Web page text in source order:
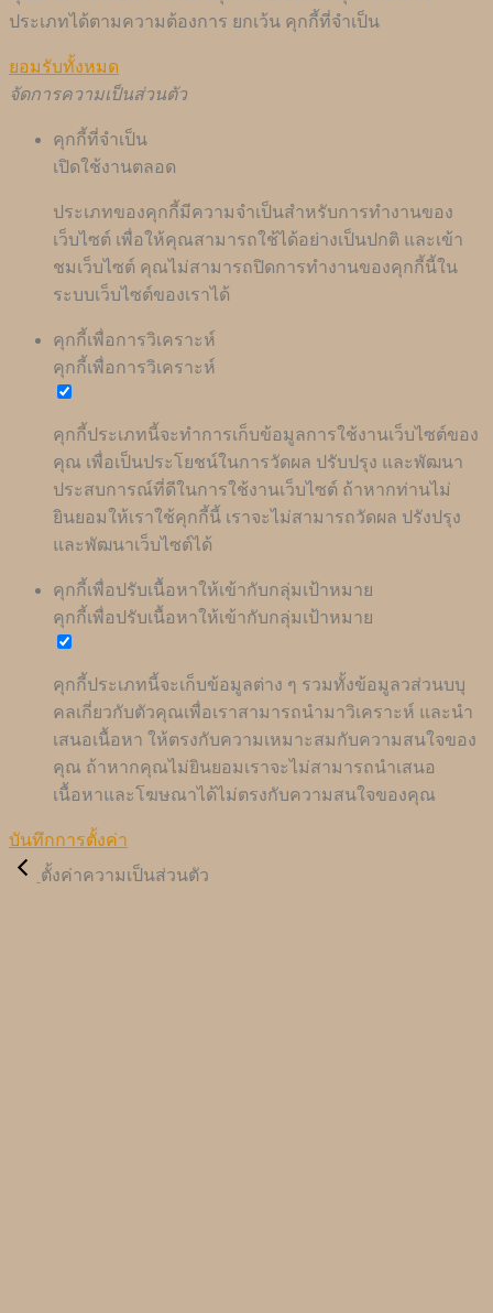
ประเภทได้ตามความต้องการ ยกเว้น คุกกี้ที่จำเป็น
ยอมรับทั้งหมด
จัดการความเป็นส่วนตัว
คุกกี้ที่จำเป็น
เปิดใช้งานตลอด
ประเภทของคุกกี้มีความจำเป็นสำหรับการทำงานของ
เว็บไซต์ เพื่อให้คุณสามารถใช้ได้อย่างเป็นปกติ และเข้า
ชมเว็บไซต์ คุณไม่สามารถปิดการทำงานของคุกกี้นี้ใน
ระบบเว็บไซต์ของเราได้
คุกกี้เพื่อการวิเคราะห์
คุกกี้เพื่อการวิเคราะห์
คุกกี้ประเภทนี้จะทำการเก็บข้อมูลการใช้งานเว็บไซต์ของ
คุณ เพื่อเป็นประโยชน์ในการวัดผล ปรับปรุง และพัฒนา
ประสบการณ์ที่ดีในการใช้งานเว็บไซต์ ถ้าหากท่านไม่
ยินยอมให้เราใช้คุกกี้นี้ เราจะไม่สามารถวัดผล ปรังปรุง
และพัฒนาเว็บไซต์ได้
คุกกี้เพื่อปรับเนื้อหาให้เข้ากับกลุ่มเป้าหมาย
คุกกี้เพื่อปรับเนื้อหาให้เข้ากับกลุ่มเป้าหมาย
คุกกี้ประเภทนี้จะเก็บข้อมูลต่าง ๆ รวมทั้งข้อมูลวส่วนบบุ
คลเกี่ยวกับตัวคุณเพื่อเราสามารถนำมาวิเคราะห์ และนำ
เสนอเนื้อหา ให้ตรงกับความเหมาะสมกับความสนใจของ
คุณ ถ้าหากคุณไม่ยินยอมเราจะไม่สามารถนำเสนอ
เนื้อหาและโฆษณาได้ไม่ตรงกับความสนใจของคุณ
บันทึกการตั้งค่า
ตั้งค่าความเป็นส่วนตัว